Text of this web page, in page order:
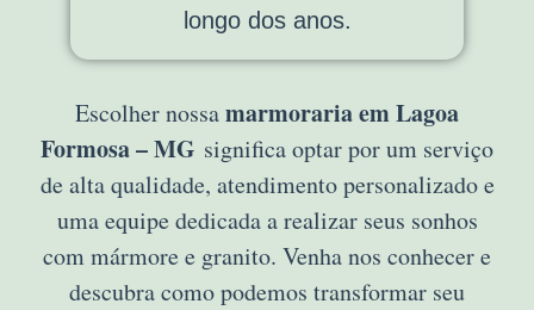
longo dos anos.
Escolher nossamarmoraria em Lagoa
Formosa – MG significa optar por um serviço
de alta qualidade, atendimento personalizado e
uma equipe dedicada a realizar seus sonhos
com mármore e granito. Venha nos conhecer e
descubra como podemos transformar seu